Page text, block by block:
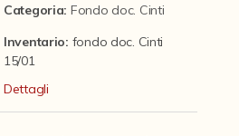
Categoria: Fondo doc. Cinti
Inventario: fondo doc. Cinti
15/01
Dettagli